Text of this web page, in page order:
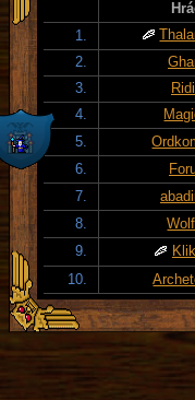
1.
2.
3.
4.
5.
6.
7.
8.
9.
10.